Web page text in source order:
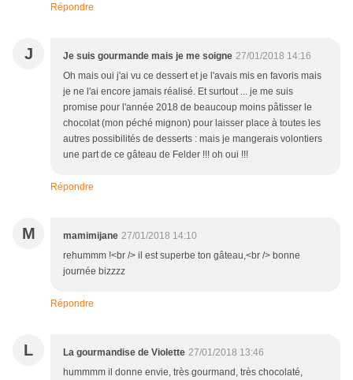
Répondre
J Je suis gourmande mais je me soigne 27/01/2018 14:16
Oh mais oui j'ai vu ce dessert et je l'avais mis en favoris mais
je ne l'ai encore jamais réalisé. Et surtout ... je me suis
promise pour l'année 2018 de beaucoup moins pâtisser le
chocolat (mon péché mignon) pour laisser place à toutes les
autres possibilités de desserts : mais je mangerais volontiers
une part de ce gâteau de Felder !!! oh oui !!!
Répondre
M mamimijane 27/01/2018 14:10
rehummm !<br /> il est superbe ton gâteau,<br /> bonne
journée bizzzz
Répondre
L La gourmandise de Violette 27/01/2018 13:46
hummmm il donne envie, très gourmand, très chocolaté,